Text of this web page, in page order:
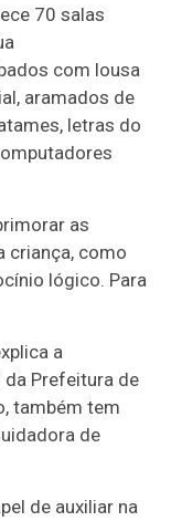
70 salas
com lousa
aramados de
letras do
as
criança, como
lógico. Para
a
Prefeitura de
também tem
de
de auxiliar na